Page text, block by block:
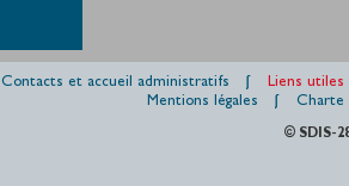
Contacts et accueil administratifs
Liens utiles
Mentions légales
Charte
© SDIS-